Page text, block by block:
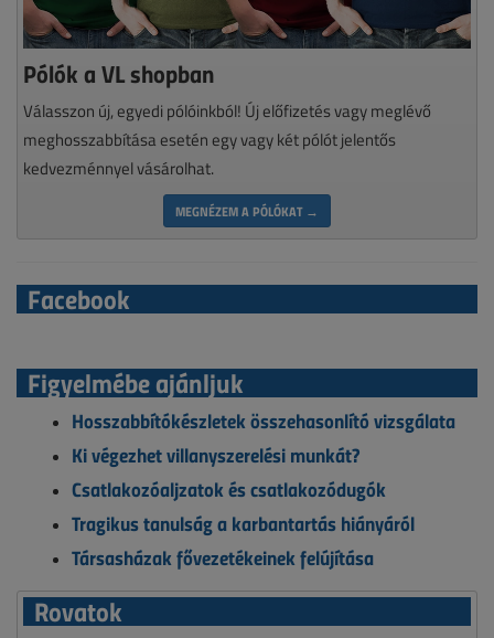
Pólók a VL shopban
Válasszon új, egyedi pólóinkból! Új előfizetés vagy meglévő
meghosszabbítása esetén egy vagy két pólót jelentős
kedvezménnyel vásárolhat.
MEGNÉZEM A PÓLÓKAT →
Facebook
Figyelmébe ajánljuk
Hosszabbítókészletek összehasonlító vizsgálata
Ki végezhet villanyszerelési munkát?
Csatlakozóaljzatok és csatlakozódugók
Tragikus tanulság a karbantartás hiányáról
Társasházak fővezetékeinek felújítása
Rovatok